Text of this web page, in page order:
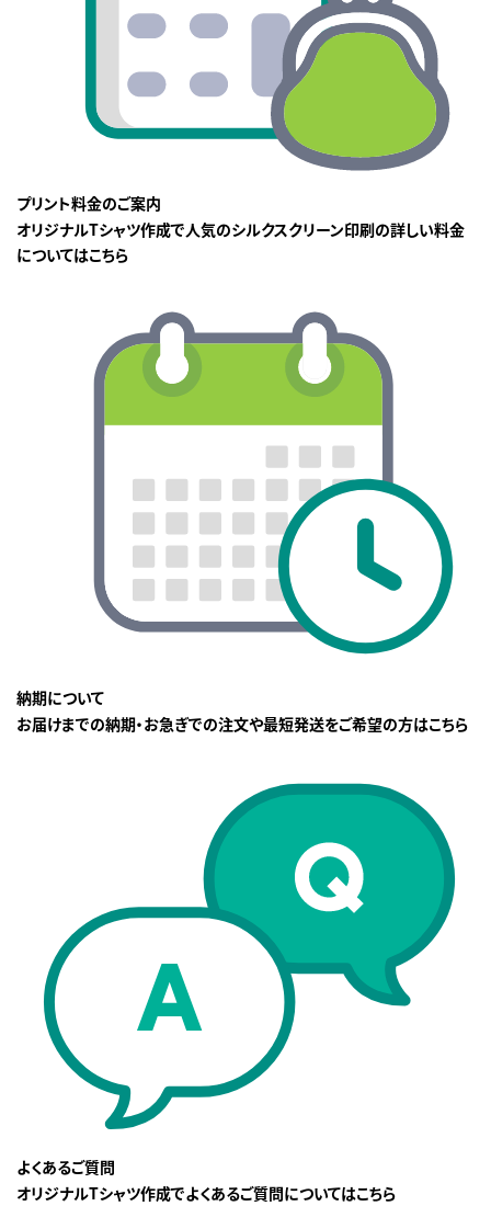
プリント料金のご案内
オリジナルTシャツ作成で人気のシルクスクリーン印刷の詳しい料金
についてはこちら
納期について
お届けまでの納期・お急ぎでの注文や最短発送をご希望の方はこちら
よくあるご質問
オリジナルTシャツ作成でよくあるご質問についてはこちら